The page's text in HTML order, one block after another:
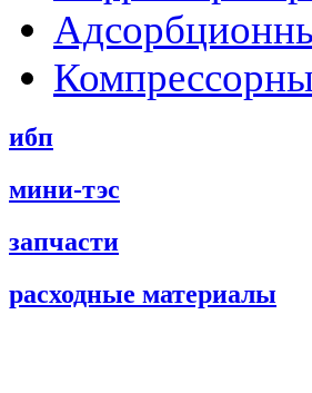
ибп
мини-тэс
запчасти
расходные материалы